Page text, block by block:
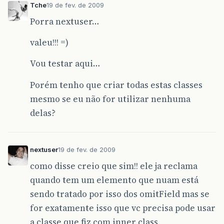
<ordemServico>
<executada>
<sincronizadaDispositivo> 2008-11-
<statusOrdemServico>Ativa</
</transicao>
</transicoes>
</processamento>
<eventos
/>
Tche19 de fev. de 2009
Porra nextuser…
valeu!!! =)
Vou testar aqui…
Porém tenho que criar todas estas classes
mesmo se eu não for utilizar nenhuma
delas?
nextuser19 de fev. de 2009
como disse creio que sim!! ele ja reclama
quando tem um elemento que nuam está
sendo tratado por isso dos omitField mas se
for exatamente isso que vc precisa pode usar